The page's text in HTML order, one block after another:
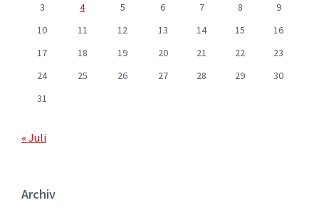
3
4 5 6 7 8
9
10
11 12 13 14 15
16
17
18 19 20 21 22
23
24
25 26 27 28 29
30
31
« Juli
Archiv